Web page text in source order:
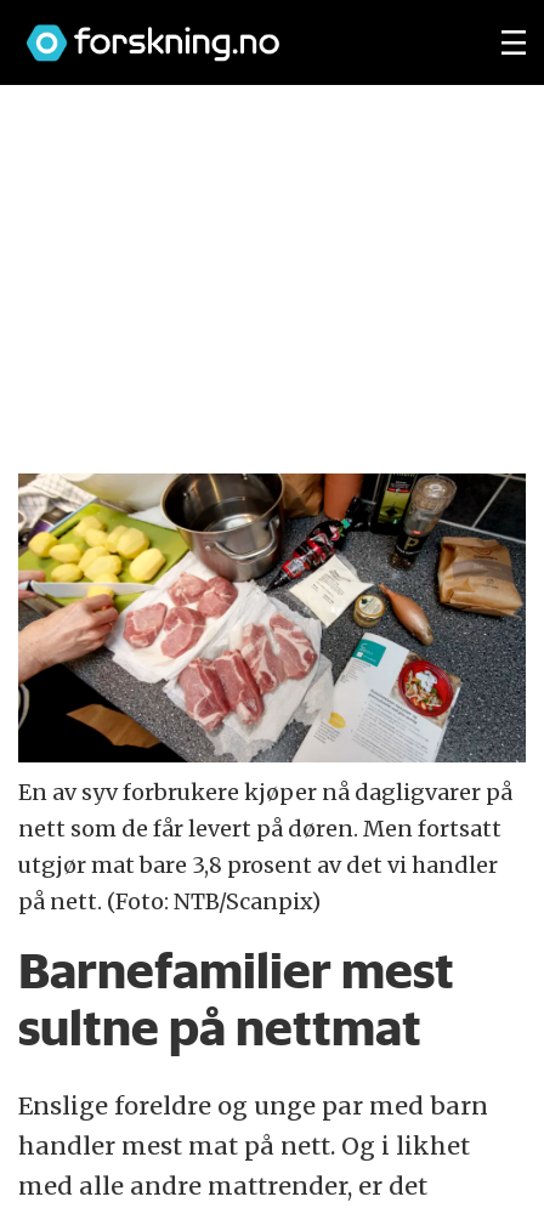
En av syv forbrukere kjøper nå dagligvarer på
nett som de får levert på døren. Men fortsatt
utgjør mat bare 3,8 prosent av det vi handler
på nett. (Foto: NTB/Scanpix)
Barnefamilier mest
sultne på nettmat
Enslige foreldre og unge par med barn
handler mest mat på nett. Og i likhet
med alle andre mattrender, er det